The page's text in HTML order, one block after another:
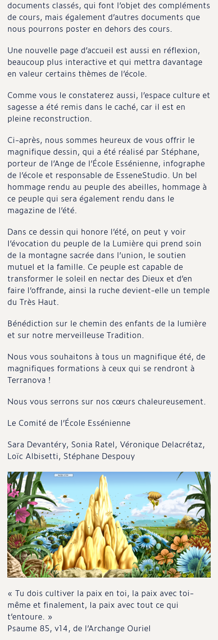
documents classés, qui font l’objet des compléments
de cours, mais également d’autres documents que
nous pourrons poster en dehors des cours.
Une nouvelle page d’accueil est aussi en réflexion,
beaucoup plus interactive et qui mettra davantage
en valeur certains thèmes de l’école.
Comme vous le constaterez aussi, l’espace culture et
sagesse a été remis dans le caché, car il est en
pleine reconstruction.
Ci-après, nous sommes heureux de vous offrir le
magnifique dessin, qui a été réalisé par Stéphane,
porteur de l’Ange de l’École Essénienne, infographe
de l’école et responsable de EsseneStudio. Un bel
hommage rendu au peuple des abeilles, hommage à
ce peuple qui sera également rendu dans le
magazine de l’été.
Dans ce dessin qui honore l’été, on peut y voir
l’évocation du peuple de la Lumière qui prend soin
de la montagne sacrée dans l’union, le soutien
mutuel et la famille. Ce peuple est capable de
transformer le soleil en nectar des Dieux et d’en
faire l’offrande, ainsi la ruche devient-elle un temple
du Très Haut.
Bénédiction sur le chemin des enfants de la lumière
et sur notre merveilleuse Tradition.
Nous vous souhaitons à tous un magnifique été, de
magnifiques formations à ceux qui se rendront à
Terranova !
Nous vous serrons sur nos cœurs chaleureusement.
Le Comité de l’École Essénienne
Sara Devantéry, Sonia Ratel, Véronique Delacrétaz,
Loïc Albisetti, Stéphane Despouy
« Tu dois cultiver la paix en toi, la paix avec toi-
même et finalement, la paix avec tout ce qui
t’entoure. »
Psaume 85, v14, de l’Archange Ouriel